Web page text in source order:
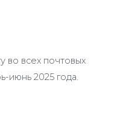
во всех почтовых
июнь 2025 года.